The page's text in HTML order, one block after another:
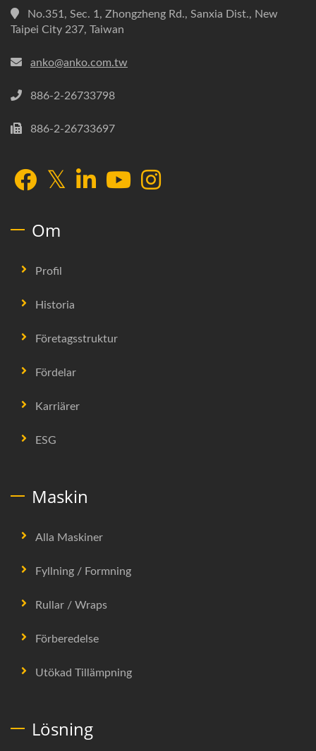
No.351, Sec. 1, Zhongzheng Rd., Sanxia Dist., New
Taipei City 237, Taiwan
anko@anko.com.tw
886-2-26733798
886-2-26733697
Om
Profil
Historia
Företagsstruktur
Fördelar
Karriärer
ESG
Maskin
Alla Maskiner
Fyllning / Formning
Rullar / Wraps
Förberedelse
Utökad Tillämpning
Lösning